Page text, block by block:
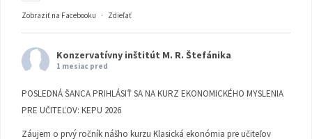
Zobraziť na Facebooku · Zdieľať
Konzervatívny inštitút M. R. Štefánika
1 mesiac pred
POSLEDNÁ ŠANCA PRIHLÁSIŤ SA NA KURZ EKONOMICKÉHO MYSLENIA
PRE UČITEĽOV: KEPU 2026
Záujem o prvý ročník nášho kurzu Klasická ekonómia pre učiteľov